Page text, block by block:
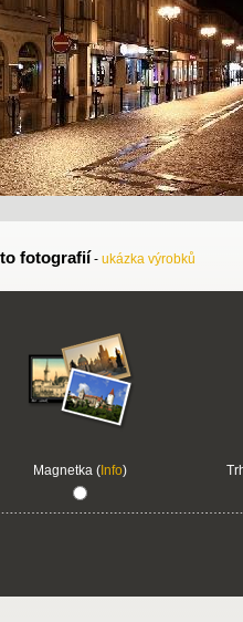
fotografií - ukázka výrobků
Magnetka (Info)